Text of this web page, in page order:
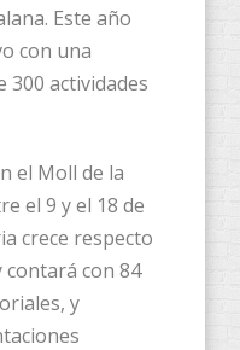
Este año
con una
300 actividades
el Moll de la
el 9 y el 18 de
crece respecto
contará con 84
y